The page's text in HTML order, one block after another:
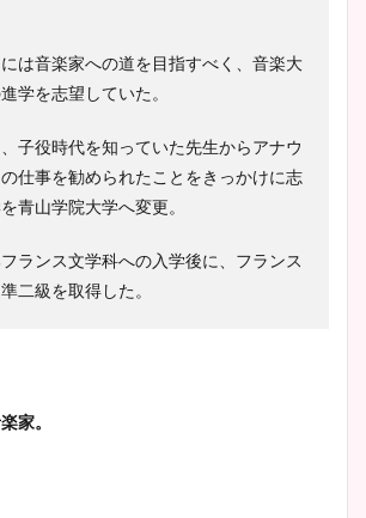
は音楽家への道を目指すべく、音楽大
学を志望していた。
子役時代を知っていた先生からアナウ
仕事を勧められたことをきっかけに志
青山学院大学へ変更。
ランス文学科への入学後に、フランス
二級を取得した。
家。